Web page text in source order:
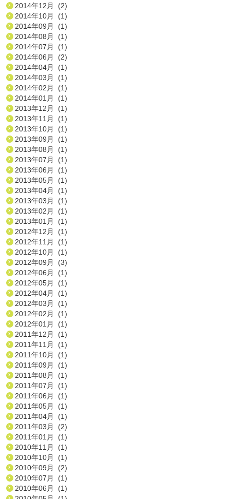
2014年12月 (2)
2014年10月 (1)
2014年09月 (1)
2014年08月 (1)
2014年07月 (1)
2014年06月 (2)
2014年04月 (1)
2014年03月 (1)
2014年02月 (1)
2014年01月 (1)
2013年12月 (1)
2013年11月 (1)
2013年10月 (1)
2013年09月 (1)
2013年08月 (1)
2013年07月 (1)
2013年06月 (1)
2013年05月 (1)
2013年04月 (1)
2013年03月 (1)
2013年02月 (1)
2013年01月 (1)
2012年12月 (1)
2012年11月 (1)
2012年10月 (1)
2012年09月 (3)
2012年06月 (1)
2012年05月 (1)
2012年04月 (1)
2012年03月 (1)
2012年02月 (1)
2012年01月 (1)
2011年12月 (1)
2011年11月 (1)
2011年10月 (1)
2011年09月 (1)
2011年08月 (1)
2011年07月 (1)
2011年06月 (1)
2011年05月 (1)
2011年04月 (1)
2011年03月 (2)
2011年01月 (1)
2010年11月 (1)
2010年10月 (1)
2010年09月 (2)
2010年07月 (1)
2010年06月 (1)